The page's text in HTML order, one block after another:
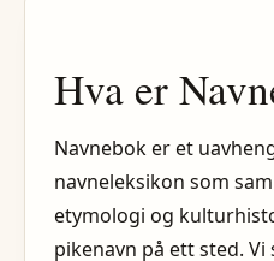
Hva er
Navnebok er et
navneleksikon som
etymologi og
pikenavn på ett sted.